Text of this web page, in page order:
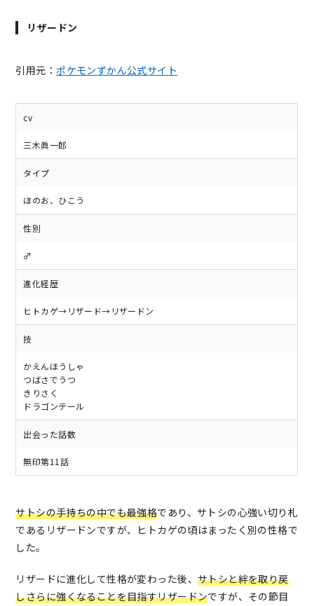
リザードン
引用元：ポケモンずかん公式サイト
cv
三木眞一郎
タイプ
ほのお、ひこう
性別
♂
進化経歴
ヒトカゲ→リザード→リザードン
技
かえんほうしゃ
つばさでうつ
きりさく
ドラゴンテール
出会った話数
無印第11話
サトシの手持ちの中でも最強格であり、サトシの心強い切り札
であるリザードンですが、ヒトカゲの頃はまったく別の性格で
した。
リザードに進化して性格が変わった後、 サトシと絆を取り戻
しさらに強くなることを目指すリザードンですが、その節目